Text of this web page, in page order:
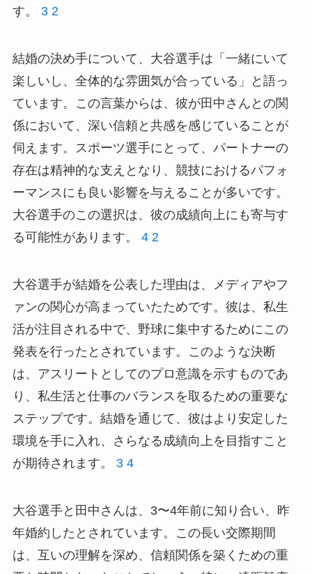
す。 3 2
結婚の決め手について、大谷選手は「一緒にいて
楽しいし、全体的な雰囲気が合っている」と語っ
ています。この言葉からは、彼が田中さんとの関
係において、深い信頼と共感を感じていることが
伺えます。スポーツ選手にとって、パートナーの
存在は精神的な支えとなり、競技におけるパフォ
ーマンスにも良い影響を与えることが多いです。
大谷選手のこの選択は、彼の成績向上にも寄与す
る可能性があります。 4 2
大谷選手が結婚を公表した理由は、メディアやフ
ァンの関心が高まっていたためです。彼は、私生
活が注目される中で、野球に集中するためにこの
発表を行ったとされています。このような決断
は、アスリートとしてのプロ意識を示すものであ
り、私生活と仕事のバランスを取るための重要な
ステップです。結婚を通じて、彼はより安定した
環境を手に入れ、さらなる成績向上を目指すこと
が期待されます。 3 4
大谷選手と田中さんは、3〜4年前に知り合い、昨
年婚約したとされています。この長い交際期間
は、互いの理解を深め、信頼関係を築くための重